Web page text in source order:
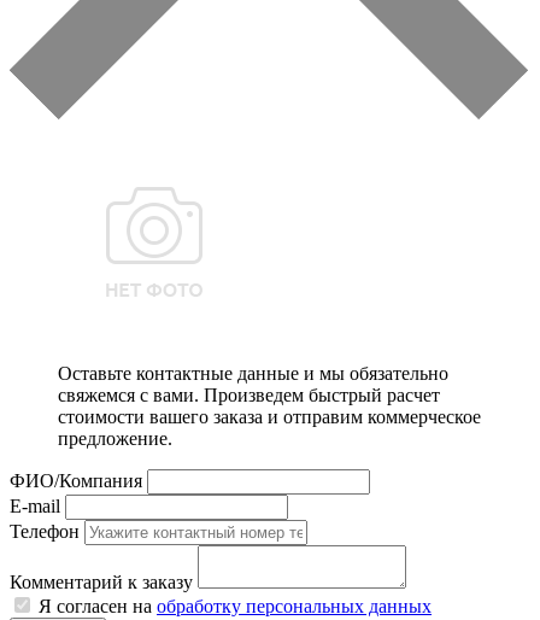
Оставьте контактные данные и мы обязательно
свяжемся с вами. Произведем быстрый расчет
стоимости вашего заказа и отправим коммерческое
предложение.
ФИО/Компания
E-mail
Телефон
Комментарий к заказу
Я согласен на обработку персональных данных